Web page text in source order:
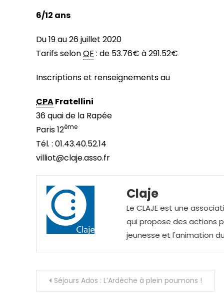
6/12 ans
Du 19 au 26 juillet 2020
Tarifs selonQF : de 53.76€ à 291.52€
Inscriptions et renseignements au
CPAFratellini
36 quai de la Rapée
Paris 12ème
Tél. : 01.43.40.52.14
villiot@claje.asso.fr
Claje
Le CLAJE est une
qui propose des actions
jeunesse et l'animation
Navigation
Séjours Ados : L’Ardèche à plein poumons !